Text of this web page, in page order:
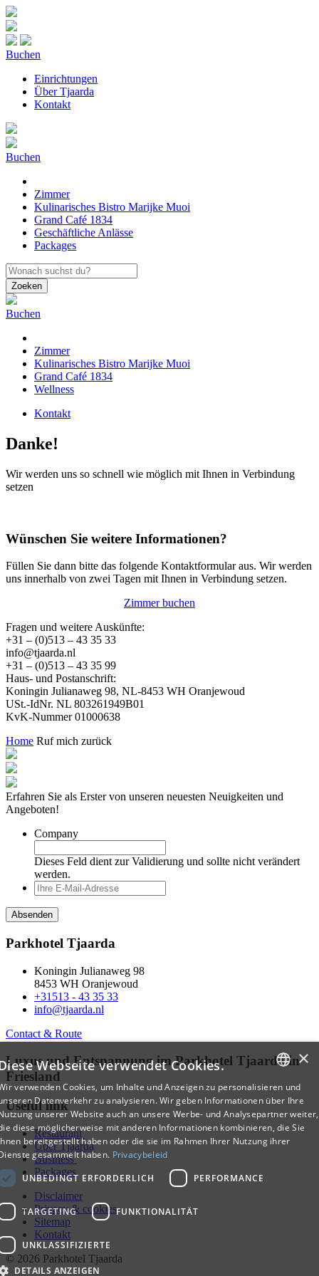
Buchen
Einrichtungen
Über Tjaarda
Kontakt
Buchen
Zimmer
Kulinarisches Bistro Marijke Muoi
Grand Café 1834
Geschäftliche Anlässe
Packages
Zoeken
Buchen
Zimmer
Kulinarisches Bistro Marijke Muoi
Grand Café 1834
Wellness
Kontakt
Danke!
Wir werden uns so schnell wie möglich mit Ihnen in Verbindung
setzen
Wünschen Sie weitere Informationen?
Füllen Sie dann bitte das folgende Kontaktformular aus. Wir werden
uns innerhalb von zwei Tagen mit Ihnen in Verbindung setzen.
Zimmer buchen
Fragen und weitere Auskünfte:
+31 – (0)513 – 43 35 33
info@tjaarda.nl
+31 – (0)513 – 43 35 99
Haus- und Postanschrift:
Koningin Julianaweg 98, NL-8453 WH Oranjewoud
USt.-IdNr. NL 803261949B01
KvK-Nummer 01000638
Home Ruf mich zurück
Erfahren Sie als Erster von unseren neuesten Neuigkeiten und
Angeboten!
Company
Dieses Feld dient zur Validierung und sollte nicht verändert
werden.
Parkhotel Tjaarda
Koningin Julianaweg 98
8453 WH Oranjewoud
+31513 - 43 35 33
info@tjaarda.nl
Contact & Route
Luxus und Entspannung im Parkhotel Tjaarda in
Friesland
Useful link
Restaurant
Über Tjaarda
Business
Packages
Disclaimer
Privacy & cookies
Sitemap
Kontakt
© 2026 Parkhotel Tjaarda
DUTCH
ENGLISH
GERMAN
×
Webseite verwendet Cookies.
verwenden Cookies, um Inhalte und Anzeigen zu personalisieren und
Datenverkehr zu analysieren. Wir geben Informationen über Ihre
unserer Website auch an unsere Werbe- und Analysepartner weiter,
diese möglicherweise mit anderen Informationen kombinieren, die Sie
bereitgestellt haben oder die sie im Rahmen Ihrer Nutzung ihrer
gesammelt haben. Privacybeleid
UNBEDINGT ERFORDERLICH
PERFORMANCE
TARGETING FUNKTIONALITÄT
UNKLASSIFIZIERTE
DETAILS ANZEIGEN